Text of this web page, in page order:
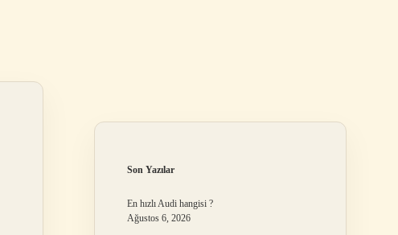
Son Yazılar
En hızlı Audi hangisi ?
Ağustos 6, 2026